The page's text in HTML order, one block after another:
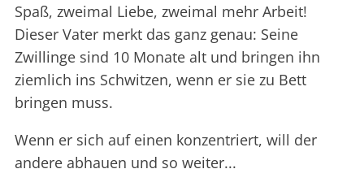
Spaß, zweimal Liebe, zweimal mehr Arbeit!
Dieser Vater merkt das ganz genau: Seine
Zwillinge sind 10 Monate alt und bringen ihn
ziemlich ins Schwitzen, wenn er sie zu Bett
bringen muss.
Wenn er sich auf einen konzentriert, will der
andere abhauen und so weiter...